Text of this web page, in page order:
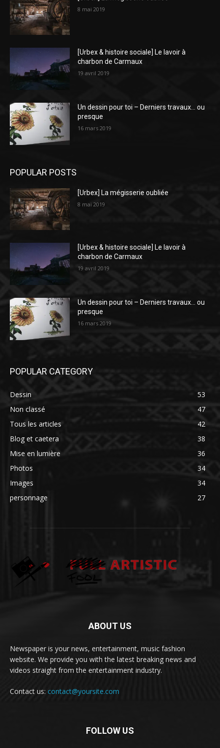
8 mai 2019
[Urbex & histoire sociale] Le lavoir à
charbon de Carmaux
19 avril 2019
Un dessin pour toi – Derniers travaux… ou
presque
16 mars 2019
POPULAR POSTS
[Urbex] La mégisserie oubliée
8 mai 2019
[Urbex & histoire sociale] Le lavoir à
charbon de Carmaux
19 avril 2019
Un dessin pour toi – Derniers travaux… ou
presque
16 mars 2019
POPULAR CATEGORY
Dessin
53
Non classé
47
Tous les articles
42
Blog et caetera
38
Mise en lumière
36
Photos
34
Images
34
personnage
27
ABOUT US
Newspaper is your news, entertainment, music fashion
website. We provide you with the latest breaking news and
videos straight from the entertainment industry.
Contact us: contact@yoursite.com
FOLLOW US